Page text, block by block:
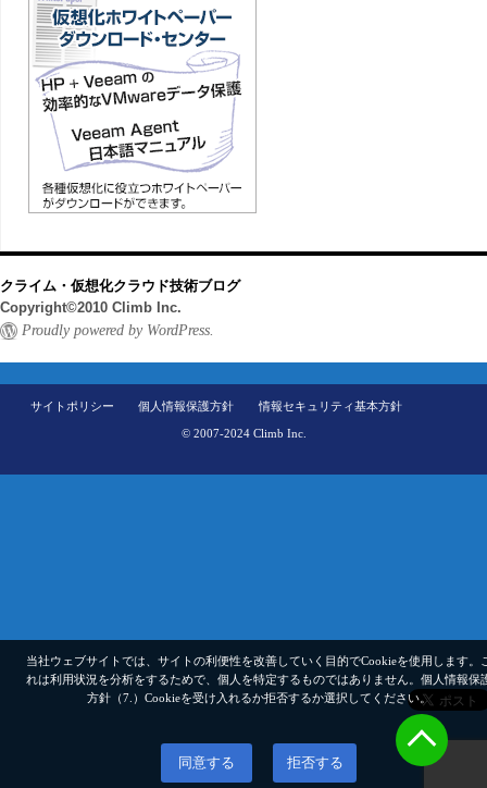
クライム・仮想化クラウド技術ブログ
Copyright©2010 Climb Inc.
Proudly powered by WordPress.
サイトポリシー 個人情報保護方針 情報セキュリティ基本方針
© 2007-2024 Climb Inc.
当社ウェブサイトでは、サイトの利便性を改善していく目的でCookieを使用します。
れは利用状況を分析をするためで、個人を特定するものではありません。 個人情報保
方針（7.） Cookieを受け入れるか拒否するか選択してください。
同意する 拒否する